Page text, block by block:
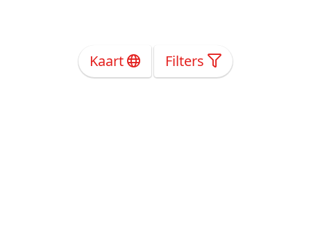
Kaart Filters